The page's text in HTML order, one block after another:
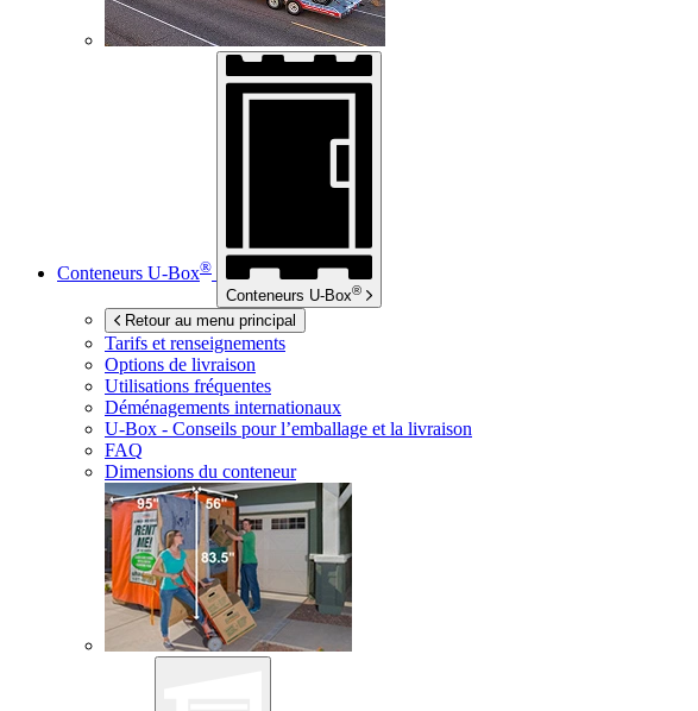
Conteneurs U-Box®
Conteneurs U-Box®
Retour au menu principal
Tarifs et renseignements
Options de livraison
Utilisations fréquentes
Déménagements internationaux
U-Box - Conseils pour l’emballage et la livraison
FAQ
Dimensions du conteneur